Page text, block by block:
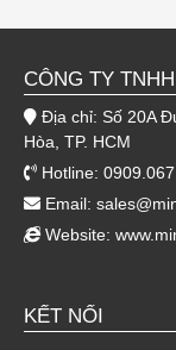
CÔNG TY
Địa chỉ: Số 20A
Hòa, TP. HCM
Hotline:
Email:
Website:
KẾT NỐI